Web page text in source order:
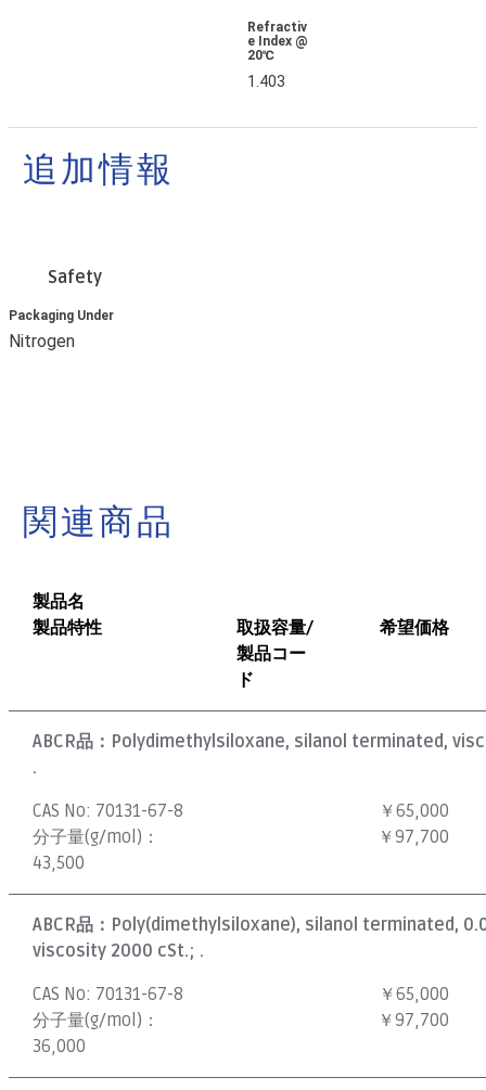
Refractiv
e Index @
20℃
1.403
追加情報
Safety
Packaging Under
Nitrogen
関連商品
製品名
製品特性
取扱容量/
製品コー
ド
希望価格
ABCR品： Polydimethylsiloxane, silanol terminated,
.
CAS No: 70131-67-8
分子量(g/mol)：
43,500
￥65,000
￥97,700
ABCR品： Poly(dimethylsiloxane), silanol terminated,
viscosity 2000 cSt.; .
CAS No: 70131-67-8
分子量(g/mol)：
36,000
￥65,000
￥97,700